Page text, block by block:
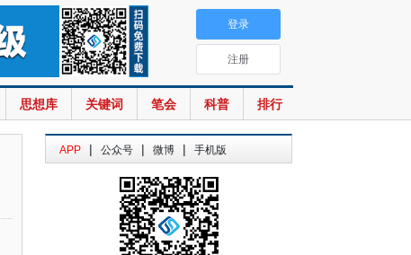
思想库 关键词 笔会 科普 排行
登录
注册
APP | 公众号 | 微博 | 手机版